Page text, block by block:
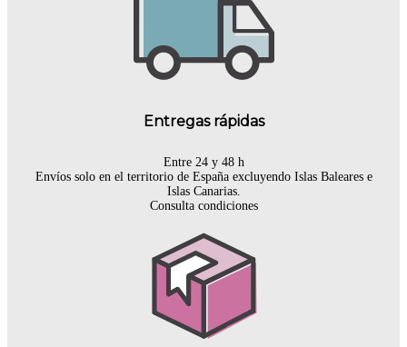
Entregas rápidas
Entre 24 y 48 h
Envíos solo en el territorio de España excluyendo Islas Baleares e
Islas Canarias.
Consulta condiciones